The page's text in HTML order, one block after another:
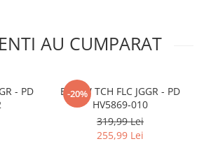
AU CUMPARAT
- PD
-20%
B NSW TCH FLC JGGR - PD
HV5869-010
319,99 Lei
255,99 Lei